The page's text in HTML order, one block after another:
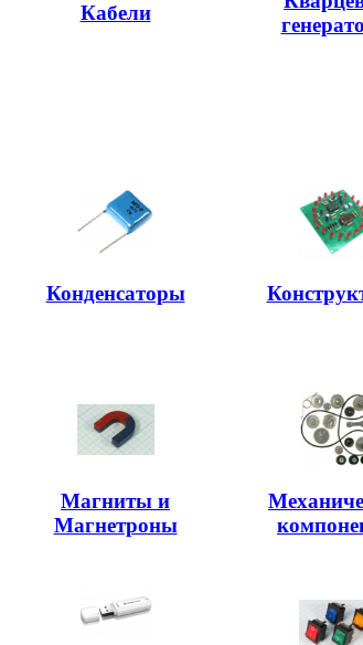
Кабели
Конденсаторы
Магниты и
Магнетроны